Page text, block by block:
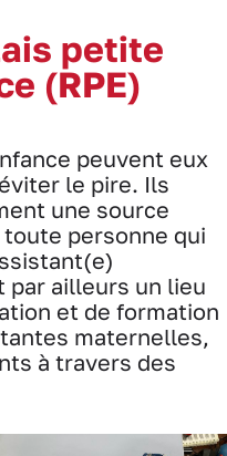
petite
(RPE)
peuvent eux
le pire. Ils
une source
personne qui
par ailleurs un lieu
et de formation
maternelles,
à travers des